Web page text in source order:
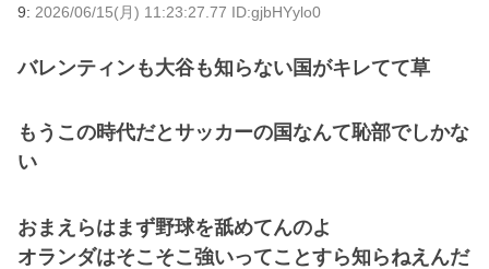
9: 2026/06/15(月) 11:23:27.77 ID:gjbHYylo0
バレンティンも大谷も知らない国がキレてて草
もうこの時代だとサッカーの国なんて恥部でしかな
い
おまえらはまず野球を舐めてんのよ
オランダはそこそこ強いってことすら知らねえんだ